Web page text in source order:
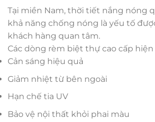
Tại miền Nam, thời tiết nắng nóng
khả năng chống nóng là yếu tố
khách hàng quan tâm.
Các dòng rèm biệt thự cao cấp
Cản sáng hiệu quả
Giảm nhiệt từ bên ngoài
Hạn chế tia UV
Bảo vệ nội thất khỏi phai màu